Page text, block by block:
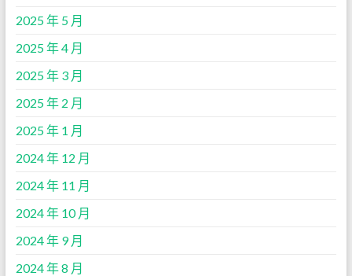
2025 年 5 月
2025 年 4 月
2025 年 3 月
2025 年 2 月
2025 年 1 月
2024 年 12 月
2024 年 11 月
2024 年 10 月
2024 年 9 月
2024 年 8 月